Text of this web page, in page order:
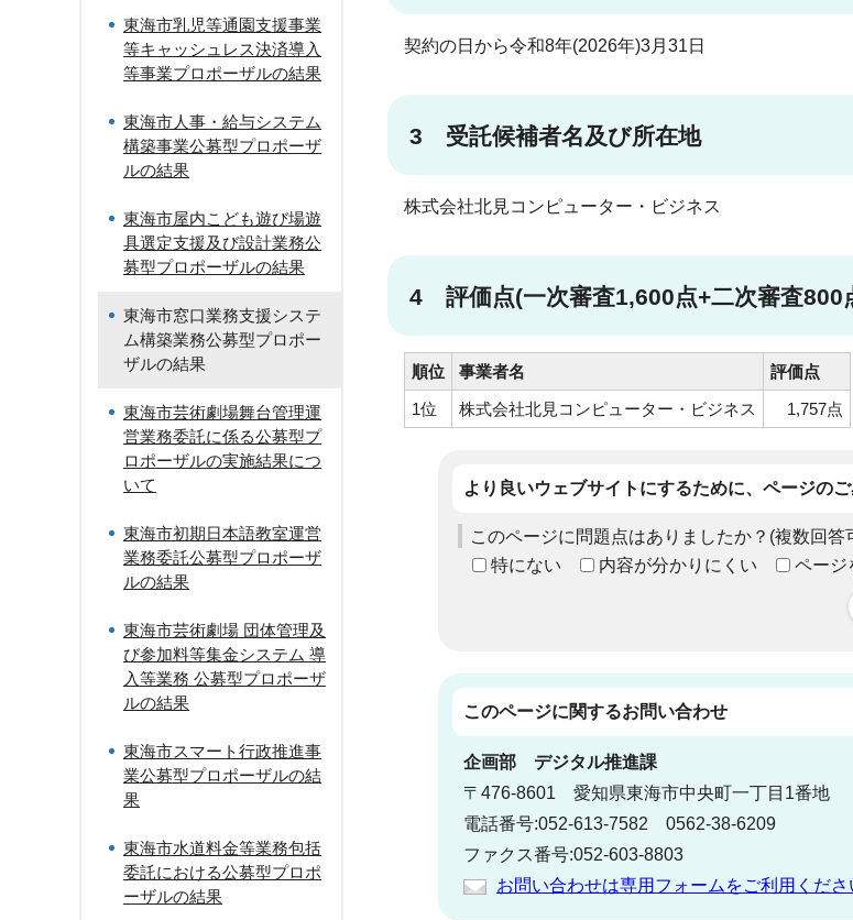
契約の日から令和8年(2026年)3月31日
3 受託候補者名及び所在地
株式会社北見コンピューター・ビジネス
4 評価点(一次審査1,600点+二次審査800
順位 事業者名
評価点
1位
株式会社北見コンピューター・ビジネス 1,757点
より良いウェブサイトにするために、ページの
このページに問題点はありましたか？(複数回答
特にない
内容が分かりにくい ページ
このページに関するお問い合わせ
企画部 デジタル推進課
〒476-8601 愛知県東海市中央町一丁目1番地
電話番号:052-613-7582 0562-38-6209
ファクス番号:052-603-8803
お問い合わせは専用フォームをご利用くださ
東海市乳児等通園支援事業
等キャッシュレス決済導入
等事業プロポーザルの結果
東海市人事・給与システム
構築事業公募型プロポーザ
ルの結果
東海市屋内こども遊び場遊
具選定支援及び設計業務公
募型プロポーザルの結果
東海市窓口業務支援システ
ム構築業務公募型プロポー
ザルの結果
東海市芸術劇場舞台管理運
営業務委託に係る公募型プ
ロポーザルの実施結果につ
いて
東海市初期日本語教室運営
業務委託公募型プロポーザ
ルの結果
東海市芸術劇場 団体管理及
び参加料等集金システム 導
入等業務 公募型プロポーザ
ルの結果
東海市スマート行政推進事
業公募型プロポーザルの結
果
東海市水道料金等業務包括
委託における公募型プロポ
ーザルの結果